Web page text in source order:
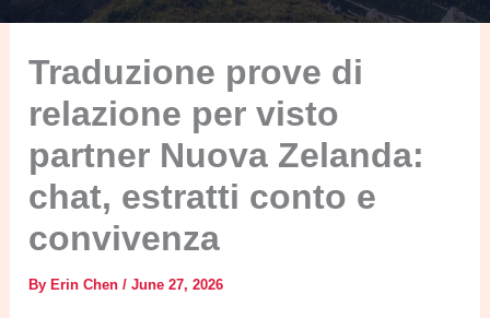
Traduzione prove di
relazione per visto
partner Nuova Zelanda:
chat, estratti conto e
convivenza
ByErin Chen/June 27, 2026